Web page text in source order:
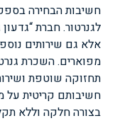
חשיבות הבחירה
לגנרטור. חברת
אלא גם שירותים
מפוארים. השכרת
תחזוקה שוטפת
חשיבותם קריטית על
בצורה חלקה וללא